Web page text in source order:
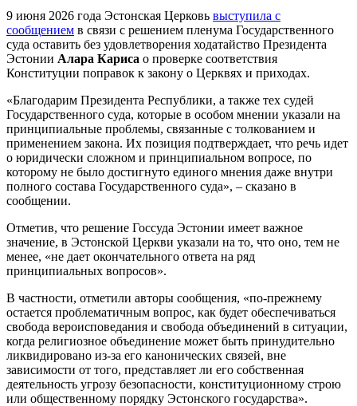
9 июня 2026 года Эстонская Церковь выступила с
сообщением в связи с решением пленума Государственного
суда оставить без удовлетворения ходатайство Президента
Эстонии Алара Кариса о проверке соответствия
Конституции поправок к закону о Церквях и приходах.
«Благодарим Президента Республики, а также тех судей
Государственного суда, которые в особом мнении указали на
принципиальные проблемы, связанные с толкованием и
применением закона. Их позиция подтверждает, что речь идет
о юридически сложном и принципиальном вопросе, по
которому не было достигнуто единого мнения даже внутри
полного состава Государственного суда», – сказано в
сообщении.
Отметив, что решение Госсуда Эстонии имеет важное
значение, в Эстонской Церкви указали на то, что оно, тем не
менее, «не дает окончательного ответа на ряд
принципиальных вопросов».
В частности, отметили авторы сообщения, «по-прежнему
остается проблематичным вопрос, как будет обеспечиваться
свобода вероисповедания и свобода объединений в ситуации,
когда религиозное объединение может быть принудительно
ликвидировано из-за его канонических связей, вне
зависимости от того, представляет ли его собственная
деятельность угрозу безопасности, конституционному строю
или общественному порядку Эстонского государства».